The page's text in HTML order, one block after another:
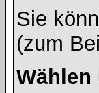
Sie
(zum